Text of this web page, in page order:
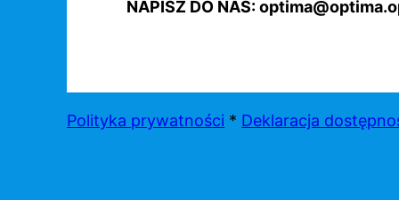
NAPISZ DO NAS:
Polityka prywatności * Deklaracja